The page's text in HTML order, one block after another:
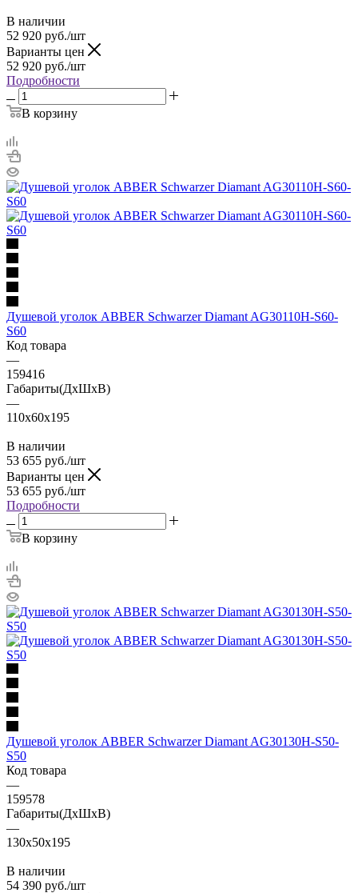
В наличии
52 920 руб./шт
Варианты цен
52 920 руб./шт
Подробности
В корзину
Душевой уголок ABBER Schwarzer Diamant AG30110H-S60-
S60
Код товара
—
159416
Габариты(ДхШхВ)
—
110x60x195
В наличии
53 655 руб./шт
Варианты цен
53 655 руб./шт
Подробности
В корзину
Душевой уголок ABBER Schwarzer Diamant AG30130H-S50-
S50
Код товара
—
159578
Габариты(ДхШхВ)
—
130x50x195
В наличии
54 390 руб./шт